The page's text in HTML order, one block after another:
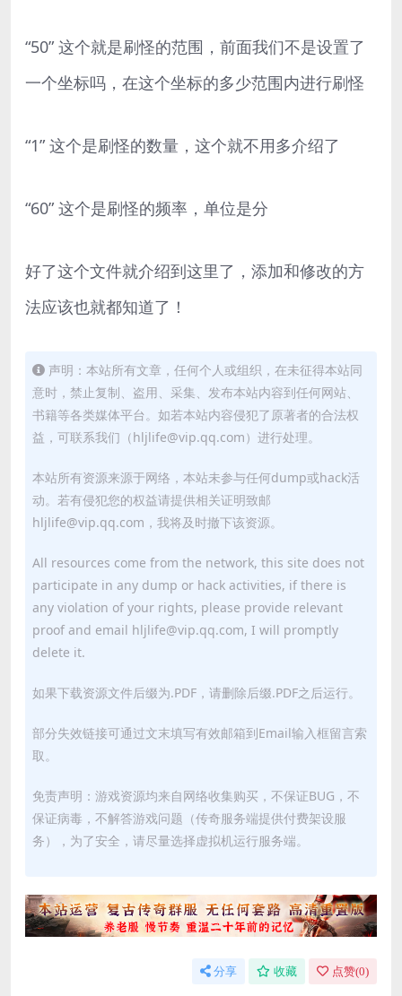
“50” 这个就是刷怪的范围，前面我们不是设置了
一个坐标吗，在这个坐标的多少范围内进行刷怪
“1” 这个是刷怪的数量，这个就不用多介绍了
“60” 这个是刷怪的频率，单位是分
好了这个文件就介绍到这里了，添加和修改的方
法应该也就都知道了！
声明：本站所有文章，任何个人或组织，在未征得本站同
意时，禁止复制、盗用、采集、发布本站内容到任何网站、
书籍等各类媒体平台。如若本站内容侵犯了原著者的合法权
益，可联系我们（hljlife@vip.qq.com）进行处理。
本站所有资源来源于网络，本站未参与任何dump或hack活
动。若有侵犯您的权益请提供相关证明致邮
hljlife@vip.qq.com，我将及时撤下该资源。
All resources come from the network, this site does not
participate in any dump or hack activities, if there is
any violation of your rights, please provide relevant
proof and email hljlife@vip.qq.com, I will promptly
delete it.
如果下载资源文件后缀为.PDF，请删除后缀.PDF之后运行。
部分失效链接可通过文末填写有效邮箱到Email输入框留言索
取。
免责声明：游戏资源均来自网络收集购买，不保证BUG，不
保证病毒，不解答游戏问题（传奇服务端提供付费架设服
务），为了安全，请尽量选择虚拟机运行服务端。
分享 收藏 点赞(0)